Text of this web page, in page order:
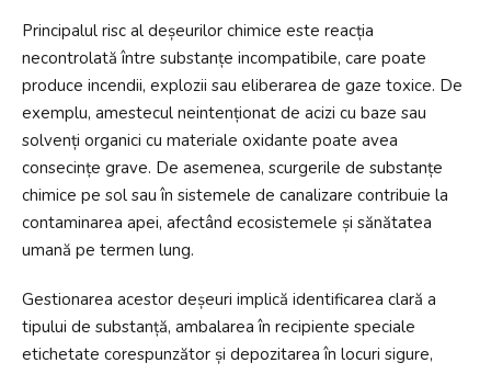
Principalul risc al deșeurilor chimice este reacția
necontrolată între substanțe incompatibile, care poate
produce incendii, explozii sau eliberarea de gaze toxice. De
exemplu, amestecul neintenționat de acizi cu baze sau
solvenți organici cu materiale oxidante poate avea
consecințe grave. De asemenea, scurgerile de substanțe
chimice pe sol sau în sistemele de canalizare contribuie la
contaminarea apei, afectând ecosistemele și sănătatea
umană pe termen lung.
Gestionarea acestor deșeuri implică identificarea clară a
tipului de substanță, ambalarea în recipiente speciale
etichetate corespunzător și depozitarea în locuri sigure,